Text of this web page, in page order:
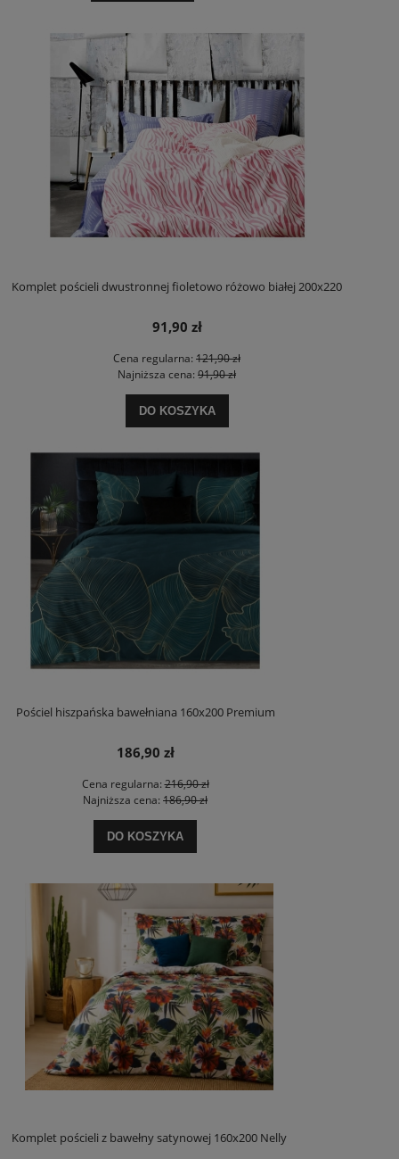
Komplet pościeli dwustronnej fioletowo różowo białej 200x220
91,90 zł
Cena regularna: 121,90 zł
Najniższa cena: 91,90 zł
DO KOSZYKA
Pościel hiszpańska bawełniana 160x200 Premium
186,90 zł
Cena regularna:216,90 zł
Najniższa cena: 186,90 zł
DO KOSZYKA
Komplet pościeli z bawełny satynowej 160x200 Nelly